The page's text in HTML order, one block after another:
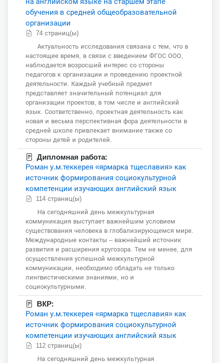
обучения в средней общеобразовательной
организации
74 страниц(ы)
Актуальность исследования связана с тем, что в
настоящее время, в связи с введением ФГОС ООО,
наблюдается возросший интерес со стороны
педагогов к организации и проведению проектной
деятельности. Каждый учебный предмет
представляет значительный потенциал для
организации проектов, в том числе и английский
язык. Соответственно, проектная деятельность как
новая и весьма перспективная фора деятельности в
средней школе привлекает внимание также со
стороны детей и родителей.
Дипломная работа:
Роман у.м.теккерея «ярмарка тщеславия» как
источник формирования социокультурной
компетенции изучающих английский язык
114 страниц(ы)
На сегодняшний день межкультурная
коммуникация выступает важнейшим условием
существования человека в глобализирующемся мире.
Международные контакты – важнейший источник
развития и расширения кругозора. Тем не менее, для
осуществления успешной межкультурной
коммуникации, необходимо обладать не только
лингвистическими знаниями, но и
социокультурными.
ВКР:
Роман у.м.теккерея «ярмарка тщеславия» как
источник формирования социокультурной
компетенции изучающих английский язык
112 страниц(ы)
На сегодняшний день межкультурная